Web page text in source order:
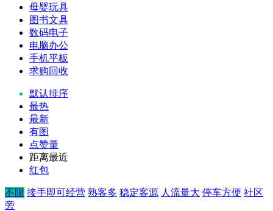
母婴玩具
图书文具
数码电子
电脑办公
手机平板
求购回收
默认排序
最热
最新
有图
点赞量
距离最近
红包
不限 接手即可经营 熟客多 稳定客源 人流量大 停车方便 社区
旁